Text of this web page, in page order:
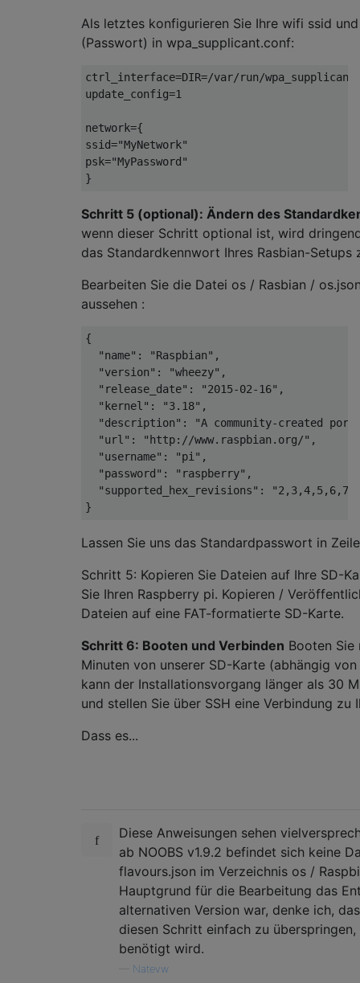
Als letztes konfigurieren Sie Ihre wifi ssid
(Passwort) in wpa_supplicant.conf:
ctrl_interface=DIR=/var/run/wpa_supplicant
update_config=1
network={
ssid="MyNetwork"
psk="MyPassword"
Schritt 5 (optional): Ändern des
wenn dieser Schritt optional ist, wird
das Standardkennwort Ihres Rasbian-Setups
Bearbeiten Sie die Datei os / Rasbian /
aussehen :
{
  "name": "Raspbian",
  "version": "wheezy",
  "release_date": "2015-02-16",
  "kernel": "3.18",
"description": "A community-created
  "url": "http://www.raspbian.org/",
  "username": "pi",
  "password": "raspberry",
"supported_hex_revisions":
Lassen Sie uns das Standardpasswort in
Schritt 5: Kopieren Sie Dateien auf Ihre SD-
Sie Ihren Raspberry pi. Kopieren /
Dateien auf eine FAT-formatierte SD-Karte.
Schritt 6: Booten und Verbinden Booten Sie
Minuten von unserer SD-Karte (abhängig
kann der Installationsvorgang länger als 30
und stellen Sie über SSH eine Verbindung zu
Dass es...
Diese Anweisungen sehen
ab NOOBS v1.9.2 befindet sich keine
flavours.json im Verzeichnis os /
Hauptgrund für die Bearbeitung das
alternativen Version war, denke ich,
diesen Schritt einfach zu
benötigt wird.
Natevw